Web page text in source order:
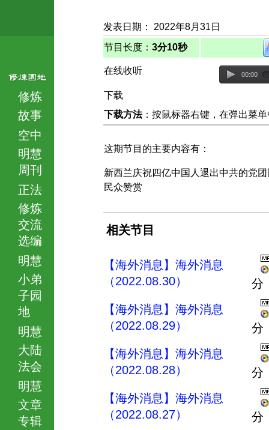
修炼
故事
空中
明慧
周刊
正法
修炼
交流
选编
明慧
小弟
子园
地
明慧
大陆
法会
明慧
文章
专辑
发表日期： 2022年8月31日
节目长度： 3分10秒
在线收听 00:00
下载
下载方法：按鼠标器右键，在弹出菜
这期节目的主要内容有：
新西兰庆祝四亿中国人退出中共的党
民众赞赏
相关节目
【海外消息】海外消息
（2022.08.30）
分
【海外消息】海外消息
（2022.08.29）
分
【海外消息】海外消息
（2022.08.28）
分
【海外消息】海外消息
（2022.08.27）
分